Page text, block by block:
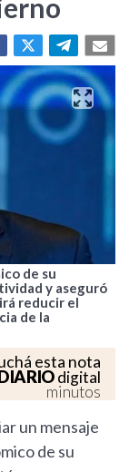
de su
y aseguró
reducir el
de la
esta nota
digital
minutos
un mensaje
de su